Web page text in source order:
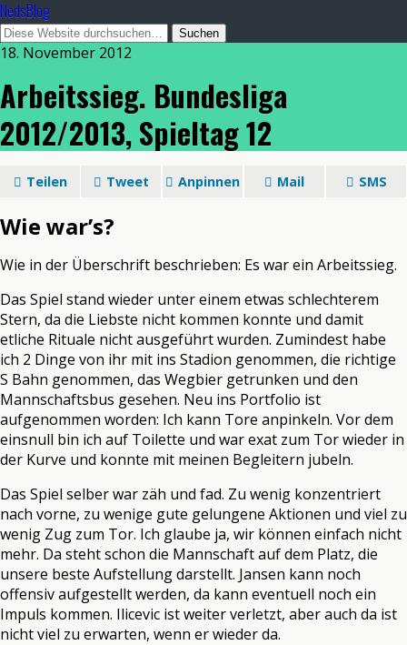
NedsBlog
18. November 2012
Arbeitssieg. Bundesliga
2012/2013, Spieltag 12
Teilen Tweet Anpinnen Mail SMS
Wie war’s?
Wie in der Überschrift beschrieben: Es war ein Arbeitssieg.
Das Spiel stand wieder unter einem etwas schlechterem
Stern, da die Liebste nicht kommen konnte und damit
etliche Rituale nicht ausgeführt wurden. Zumindest habe
ich 2 Dinge von ihr mit ins Stadion genommen, die richtige
S Bahn genommen, das Wegbier getrunken und den
Mannschaftsbus gesehen. Neu ins Portfolio ist
aufgenommen worden: Ich kann Tore anpinkeln. Vor dem
einsnull bin ich auf Toilette und war exat zum Tor wieder in
der Kurve und konnte mit meinen Begleitern jubeln.
Das Spiel selber war zäh und fad. Zu wenig konzentriert
nach vorne, zu wenige gute gelungene Aktionen und viel zu
wenig Zug zum Tor. Ich glaube ja, wir können einfach nicht
mehr. Da steht schon die Mannschaft auf dem Platz, die
unsere beste Aufstellung darstellt. Jansen kann noch
offensiv aufgestellt werden, da kann eventuell noch ein
Impuls kommen. Ilicevic ist weiter verletzt, aber auch da ist
nicht viel zu erwarten, wenn er wieder da.